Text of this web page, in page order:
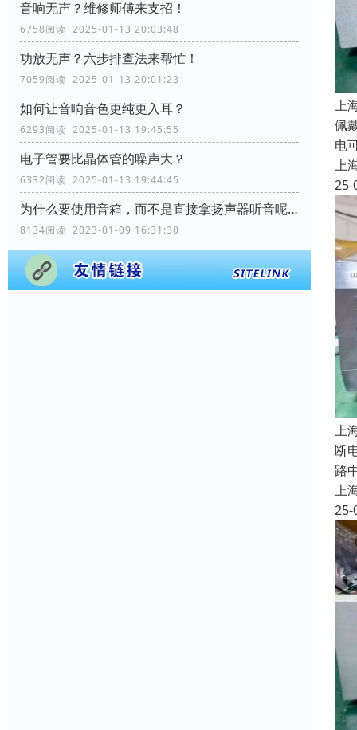
音响无声？维修师傅来支招！
6758阅读 2025-01-13 20:03:48
功放无声？六步排查法来帮忙！
7059阅读 2025-01-13 20:01:23
如何让音响音色更纯更入耳？
6293阅读 2025-01-13 19:45:55
电子管要比晶体管的噪声大？
6332阅读 2025-01-13 19:44:45
为什么要使用音箱，而不是直接拿扬声器听音呢？
8134阅读 2023-01-09 16:31:30
上
佩
电
上
25-
上
断
路
上
25-